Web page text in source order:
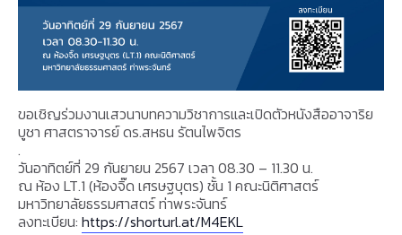
ขอเชิญร่วมงานเสวนาบทความวิชาการและเปิดตัวหนังสืออาจาริย
บูชา ศาสตราจารย์ ดร.สหธน รัตนไพจิตร
.
วันอาทิตย์ที่ 29 กันยายน 2567 เวลา 08.30 – 11.30 น.
ณ ห้อง LT.1 (ห้องจิ๊ด เศรษฐบุตร) ชั้น 1 คณะนิติศาสตร์
มหาวิทยาลัยธรรมศาสตร์ ท่าพระจันทร์
ลงทะเบียน: https://shorturl.at/M4EKL